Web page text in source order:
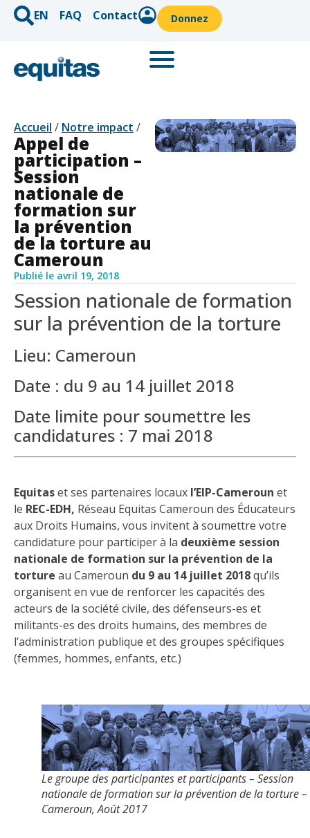
EN FAQ Contact Donnez
Accueil / Notre impact /
Appel de
participation –
Session
nationale de
formation sur
la prévention
de la torture au
Cameroun
Publié le avril 19, 2018
Session nationale de formation
sur la prévention de la torture
Lieu: Cameroun
Date : du 9 au 14 juillet 2018
Date limite pour soumettre les
candidatures : 7 mai 2018
Equitaset ses partenaires locaux l’EIP-Cameroun et
le REC-EDH, Réseau Equitas Cameroun des Éducateurs
aux Droits Humains, vous invitent à soumettre votre
candidature pour participer à la deuxième session
nationale de formation sur la prévention de la
torture au Cameroun du 9 au 14 juillet 2018qu’ils
organisent en vue de renforcer les capacités des
acteurs de la société civile, des défenseurs-es et
militants-es des droits humains, des membres de
l’administration publique et des groupes spécifiques
(femmes, hommes, enfants, etc.)
Le groupe des participantes et participants – Session
nationale de formation sur la prévention de la torture –
Cameroun, Août 2017